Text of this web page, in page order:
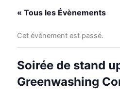
« Tous les Évènements
Cet évènement est passé.
Soirée de stand
Greenwashing